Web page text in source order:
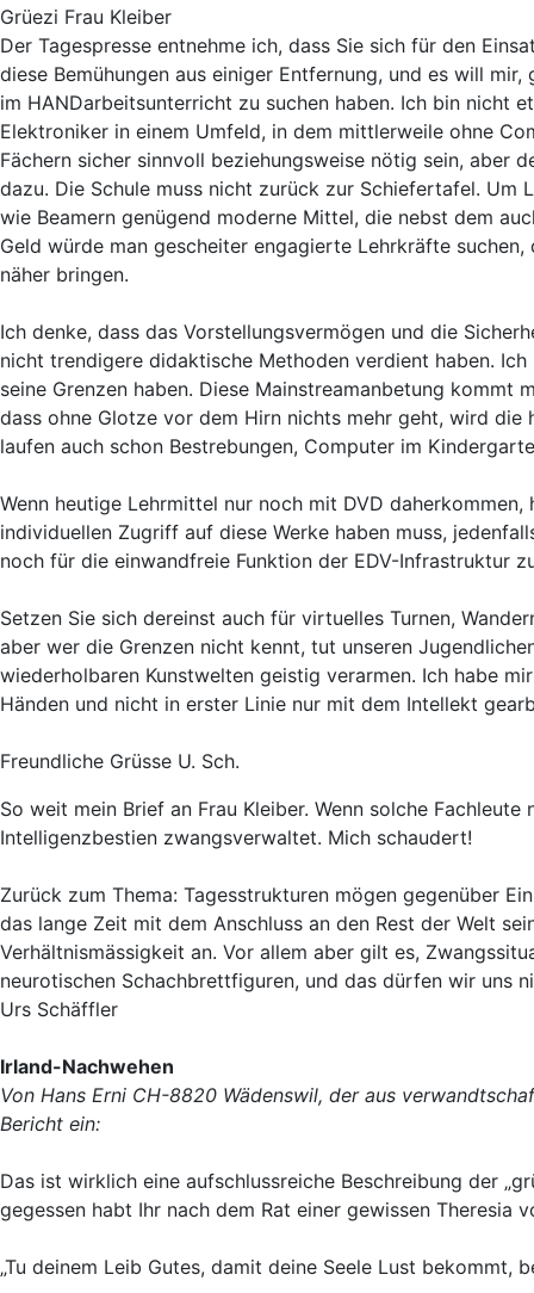
Grüezi Frau Kleiber
Der Tagespresse entnehme ich, dass Sie sich für den
diese Bemühungen aus einiger Entfernung, und es will
im HANDarbeitsunterricht zu suchen haben. Ich bin nicht
Elektroniker in einem Umfeld, in dem mittlerweile ohne
Fächern sicher sinnvoll beziehungsweise nötig sein, aber
dazu. Die Schule muss nicht zurück zur Schiefertafel.
wie Beamern genügend moderne Mittel, die nebst dem
Geld würde man gescheiter engagierte Lehrkräfte
näher bringen.
Ich denke, dass das Vorstellungsvermögen und die
nicht trendigere didaktische Methoden verdient haben.
seine Grenzen haben. Diese Mainstreamanbetung
dass ohne Glotze vor dem Hirn nichts mehr geht, wird
laufen auch schon Bestrebungen, Computer im
Wenn heutige Lehrmittel nur noch mit DVD
individuellen Zugriff auf diese Werke haben muss,
noch für die einwandfreie Funktion der EDV-Infrastruktur
Setzen Sie sich dereinst auch für virtuelles Turnen,
aber wer die Grenzen nicht kennt, tut unseren
wiederholbaren Kunstwelten geistig verarmen. Ich habe
Händen und nicht in erster Linie nur mit dem Intellekt
Freundliche Grüsse U. Sch.
So weit mein Brief an Frau Kleiber. Wenn solche
Intelligenzbestien zwangsverwaltet. Mich schaudert!
Zurück zum Thema: Tagesstrukturen mögen gegenüber
das lange Zeit mit dem Anschluss an den Rest der Welt
Verhältnismässigkeit an. Vor allem aber gilt es,
neurotischen Schachbrettfiguren, und das dürfen wir uns
Urs Schäffler
Irland-Nachwehen
Von Hans Erni CH-8820 Wädenswil, der aus
Bericht ein:
Das ist wirklich eine aufschlussreiche Beschreibung der
gegessen habt Ihr nach dem Rat einer gewissen Theresia
„Tu deinem Leib Gutes, damit deine Seele Lust bekommt,